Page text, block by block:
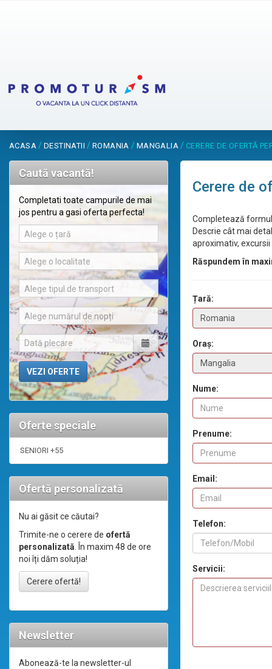
ACASA / DESTINATII / ROMANIA / MANGALIA / CERERE DE OFERTĂ
Caută vacantă!
Completati toate campurile de mai
jos pentru a gasi oferta perfecta!
Alege o țară
Alege o localitate
Alege tipul de transport
Alege numărul de nopți
Oferte speciale
SENIORI +55
Ofertă personalizată
Nu ai găsit ce căutai?
Trimite-ne o cerere de ofertă
personalizată. În maxim 48 de ore
noi îți dăm soluția!
Cerere ofertă!
Newsletter
Abonează-te la newsletter-ul
Cerere de
Completează
Descrie cât mai
aproximativ,
Răspundem în
Țară:
Oraș:
Nume:
Prenume:
Email:
Telefon:
Servicii: